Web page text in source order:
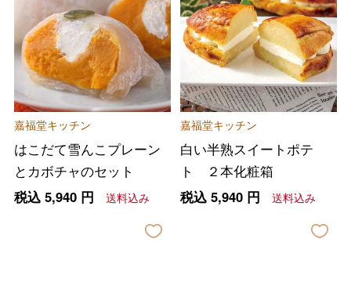
嘉福堂キッチン
はこだて雪んこプレーン
とカボチャのセット
税込 5,940円 送料込み
嘉福堂キッチン
白い半熟スイートポテ
ト ２本化粧箱
税込 5,940円 送料込み
フード＆スイーツ
ビューティー
ファッション
ホーム＆インテリア
ベビー＆キッズ
大丸・松坂屋のギフト
出産内祝い
結婚内祝い
お香典返し
バレンタインチョコレート
ホワイトデー
母の日
父の日
お中元
敬老の日